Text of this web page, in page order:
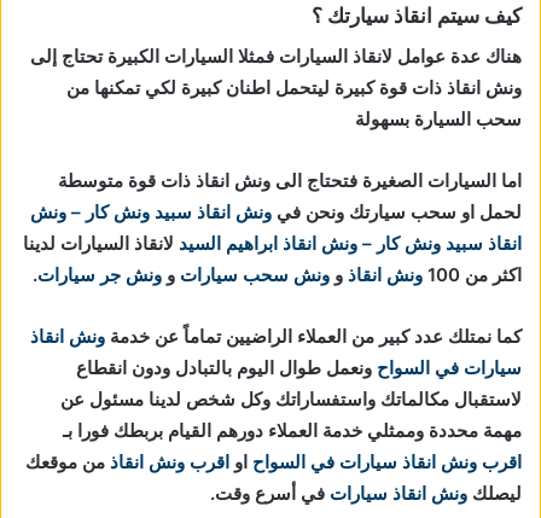
كيف سيتم انقاذ سيارتك ؟
هناك عدة عوامل لانقاذ السيارات فمثلا السيارات الكبيرة تحتاج إلى
ونش انقاذ ذات قوة كبيرة ليتحمل اطنان كبيرة لكي تمكنها من
سحب السيارة بسهولة
اما السيارات الصغيرة فتحتاج الى ونش انقاذ ذات قوة متوسطة
لحمل او سحب سيارتك ونحن في ونش انقاذ سبيد ونش كار – ونش
انقاذ سبيد ونش كار – ونش انقاذ ابراهيم السيد لانقاذ السيارات لدينا
اكثر من 100
ونش انقاذ و ونش سحب سيارات و ونش جر سيارات.
كما نمتلك عدد كبير من العملاء الراضيين تماماً عن خدمة ونش انقاذ
سيارات في السواح ونعمل طوال اليوم بالتبادل ودون انقطاع
لاستقبال مكالماتك واستفساراتك وكل شخص لدينا مسئول عن
مهمة محددة وممثلي خدمة العملاء دورهم القيام بربطك فورا بـ
اقرب ونش انقاذ سيارات في السواح او اقرب ونش انقاذ من موقعك
ليصلك ونش انقاذ سيارات في أسرع وقت.